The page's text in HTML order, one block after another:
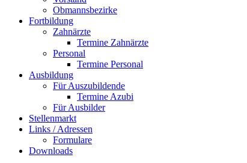
Obmannsbezirke
Fortbildung
Zahnärzte
Termine Zahnärzte
Personal
Termine Personal
Ausbildung
Für Auszubildende
Termine Azubi
Für Ausbilder
Stellenmarkt
Links / Adressen​
Formulare
Downloads